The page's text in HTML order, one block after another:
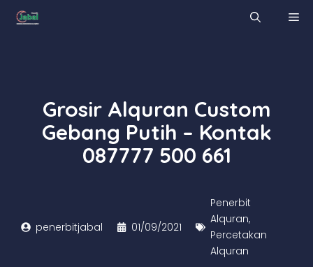
Skip
Grosir Alquran Custom
Gebang Putih – Kontak
087777 500 661
penerbitjabal 01/09/2021
Penerbit
Alquran,
Percetakan
Alquran